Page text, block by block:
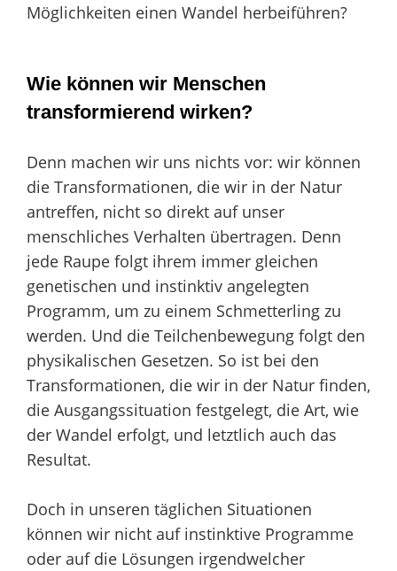
Möglichkeiten einen Wandel herbeiführen?
Wie können wir Menschen
transformierend wirken?
Denn machen wir uns nichts vor: wir können
die Transformationen, die wir in der Natur
antreffen, nicht so direkt auf unser
menschliches Verhalten übertragen. Denn
jede Raupe folgt ihrem immer gleichen
genetischen und instinktiv angelegten
Programm, um zu einem Schmetterling zu
werden. Und die Teilchenbewegung folgt den
physikalischen Gesetzen. So ist bei den
Transformationen, die wir in der Natur finden,
die Ausgangssituation festgelegt, die Art, wie
der Wandel erfolgt, und letztlich auch das
Resultat.
Doch in unseren täglichen Situationen
können wir nicht auf instinktive Programme
oder auf die Lösungen irgendwelcher